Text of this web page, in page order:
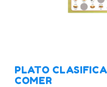
PLATO
COMER